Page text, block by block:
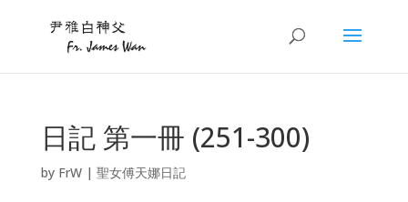
日記 第一冊 (251-300)
by FrW| 聖女傅天娜日記